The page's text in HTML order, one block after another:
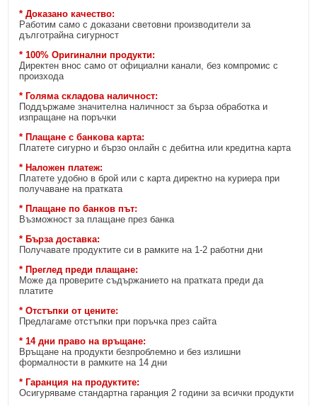
* Доказано качество:
Работим само с доказани световни производители за
дълготрайна сигурност
* 100% Оригинални продукти:
Директен внос само от официални канали, без компромис с
произхода
* Голяма складова наличност:
Поддържаме значителна наличност за бърза обработка и
изпращане на поръчки
* Плащане с банкова карта:
Платете сигурно и бързо онлайн с дебитна или кредитна карта
* Наложен платеж:
Платете удобно в брой или с карта директно на куриера при
получаване на пратката
* Плащане по банков път:
Възможност за плащане през банка
* Бърза доставка:
Получавате продуктите си в рамките на 1-2 работни дни
* Преглед преди плащане:
Може да проверите съдържанието на пратката преди да
платите
* Отстъпки от цените:
Предлагаме отстъпки при поръчка през сайта
* 14 дни право на връщане:
Връщане на продукти безпроблемно и без излишни
формалности в рамките на 14 дни
* Гаранция на продуктите:
Осигуряваме стандартна гаранция 2 години за всички продукти